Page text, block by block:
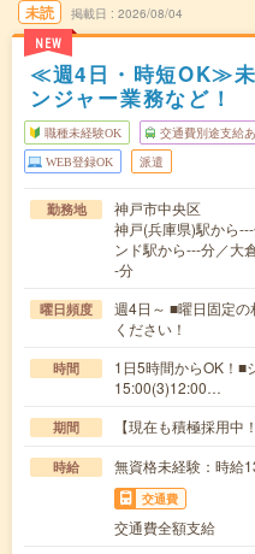
未読
NEW
掲載日 2026/08/04
≪週4日・時短OK≫未
ンジャー業務など！
職種未経験OK 交通費別途支給
WEB登録OK 派遣
勤務地
神戸市中央区
神戸(兵庫県)駅から
ンド駅から---分／大
-分
曜日頻度
週4日～ ■曜日固定
ください！
時間
1日5時間からOK！■
15:00(3)12:00…
期間 【現在も積極採用中
時給 無資格未経験：時
交通費
交通費全額支給